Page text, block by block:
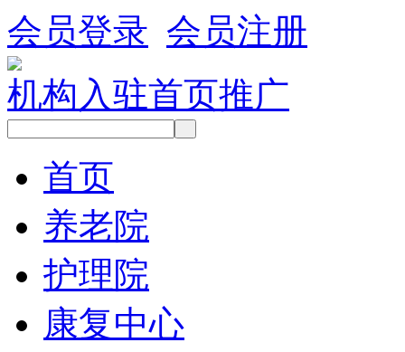
会员登录 会员注册
机构入驻首页推广
首页
养老院
护理院
康复中心